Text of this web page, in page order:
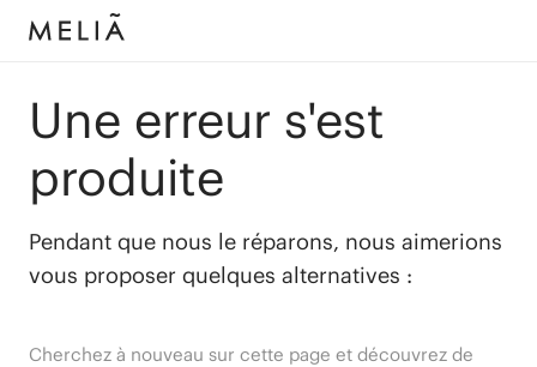
Une erreur s'est
produite
Pendant que nous le réparons, nous aimerions
vous proposer quelques alternatives :
Cherchez à nouveau sur cette page et découvrez de